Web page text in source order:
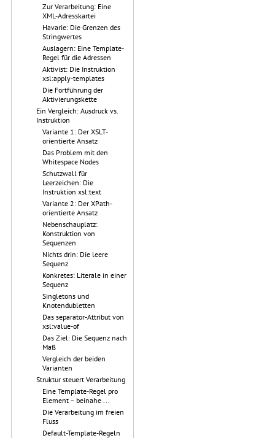
Zur Verarbeitung: Eine
XML-Adresskartei
Havarie: Die Grenzen des
Stringwertes
Auslagern: Eine Template-
Regel für die Adressen
Aktivist: Die Instruktion
xsl:apply-templates
Die Fortführung der
Aktivierungskette
Ein Vergleich: Ausdruck vs.
Instruktion
Variante 1: Der XSLT-
orientierte Ansatz
Das Problem mit den
Whitespace Nodes
Schutzwall für
Leerzeichen: Die
Instruktion xsl:text
Variante 2: Der XPath-
orientierte Ansatz
Nebenschauplatz:
Konstruktion von
Sequenzen
Nichts drin: Die leere
Sequenz
Konkretes: Literale in einer
Sequenz
Singletons und
Knotendubletten
Das separator-Attribut von
xsl:value-of
Das Ziel: Die Sequenz nach
Maß
Vergleich der beiden
Varianten
Struktur steuert Verarbeitung
Eine Template-Regel pro
Element – beinahe ...
Die Verarbeitung im freien
Fluss
Default-Template-Regeln